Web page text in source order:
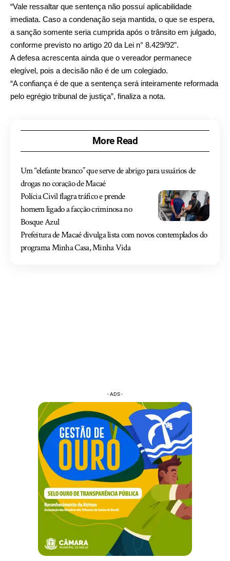
“Vale ressaltar que sentença não possuí aplicabilidade
imediata. Caso a condenação seja mantida, o que se espera,
a sanção somente seria cumprida após o trânsito em julgado,
conforme previsto no artigo 20 da Lei n° 8.429/92”.
A defesa acrescenta ainda que o vereador permanece
elegível, pois a decisão não é de um colegiado.
“A confiança é de que a sentença será inteiramente reformada
pelo egrégio tribunal de justiça”, finaliza a nota.
More Read
Um “elefante branco” que serve de abrigo para usuários de
drogas no coração de Macaé
Polícia Civil flagra tráfico e prende
homem ligado a facção criminosa no
Bosque Azul
Prefeitura de Macaé divulga lista com novos contemplados do
programa Minha Casa, Minha Vida
- ADS -